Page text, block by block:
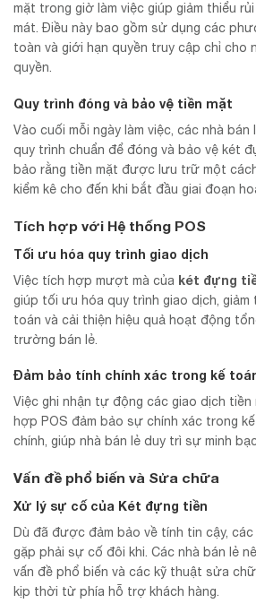
mặt trong giờ làm việc giúp giảm thiểu
mát. Điều này bao gồm sử dụng các
toàn và giới hạn quyền truy cập chỉ cho
quyền.
Quy trình đóng và bảo vệ tiền mặt
Vào cuối mỗi ngày làm việc, các nhà
quy trình chuẩn để đóng và bảo vệ két
bảo rằng tiền mặt được lưu trữ một
kiểm kê cho đến khi bắt đầu giai đoạn
Tích hợp với Hệ thống POS
Tối ưu hóa quy trình giao dịch
Việc tích hợp mượt mà của két đựng
giúp tối ưu hóa quy trình giao dịch, giảm
toán và cải thiện hiệu quả hoạt động
trường bán lẻ.
Đảm bảo tính chính xác trong kế
Việc ghi nhận tự động các giao dịch
hợp POS đảm bảo sự chính xác trong
chính, giúp nhà bán lẻ duy trì sự minh
Vấn đề phổ biến và Sửa chữa
Xử lý sự cố của Két đựng tiền
Dù đã được đảm bảo về tính tin cậy,
gặp phải sự cố đôi khi. Các nhà bán lẻ
vấn đề phổ biến và các kỹ thuật sửa
kịp thời từ phía hỗ trợ khách hàng.